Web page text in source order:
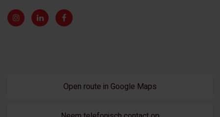
Open route in Google Maps